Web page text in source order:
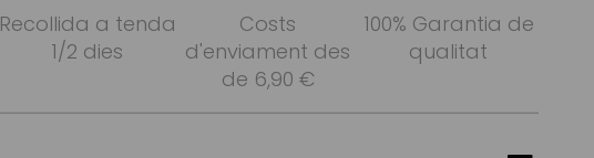
Recollida a tenda
1/2 dies
Costs
d'enviament des
de 6,90 €
100% Garantia de
qualitat